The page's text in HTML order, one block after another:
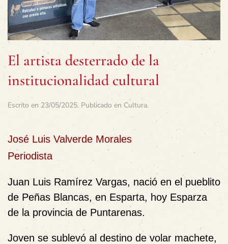
El artista desterrado de la
institucionalidad cultural
Escrito en 23/05/2025. Publicado en Cultura.
José Luis Valverde Morales
Periodista
Juan Luis Ramírez Vargas, nació en el pueblito
de Peñas Blancas, en Esparta, hoy Esparza
de la provincia de Puntarenas.
Joven se sublevó al destino de volar machete,